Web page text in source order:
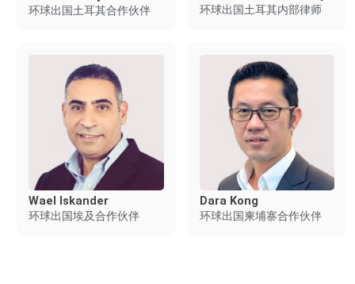
环球出国土耳其合作伙伴 环球出国土耳其内部律师
Wael Iskander
环球出国埃及合作伙伴
Dara Kong
环球出国柬埔寨合作伙伴